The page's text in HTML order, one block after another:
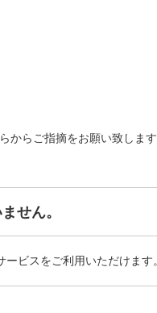
からご指摘をお願い致します
せん。
ビスをご利用いただけます。